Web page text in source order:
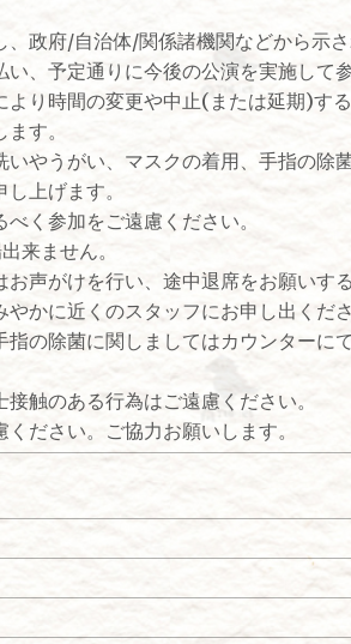
政府/自治体/関係諸機関などから示
、予定通りに今後の公演を実施して参
り時間の変更や中止(または延期)する
す。
やうがい、マスクの着用、手指の除
上げます。
く参加をご遠慮ください。
来ません。
声がけを行い、途中退席をお願いす
かに近くのスタッフにお申し出くださ
の除菌に関しましてはカウンターに
触のある行為はご遠慮ください。
ださい。ご協力お願いします。